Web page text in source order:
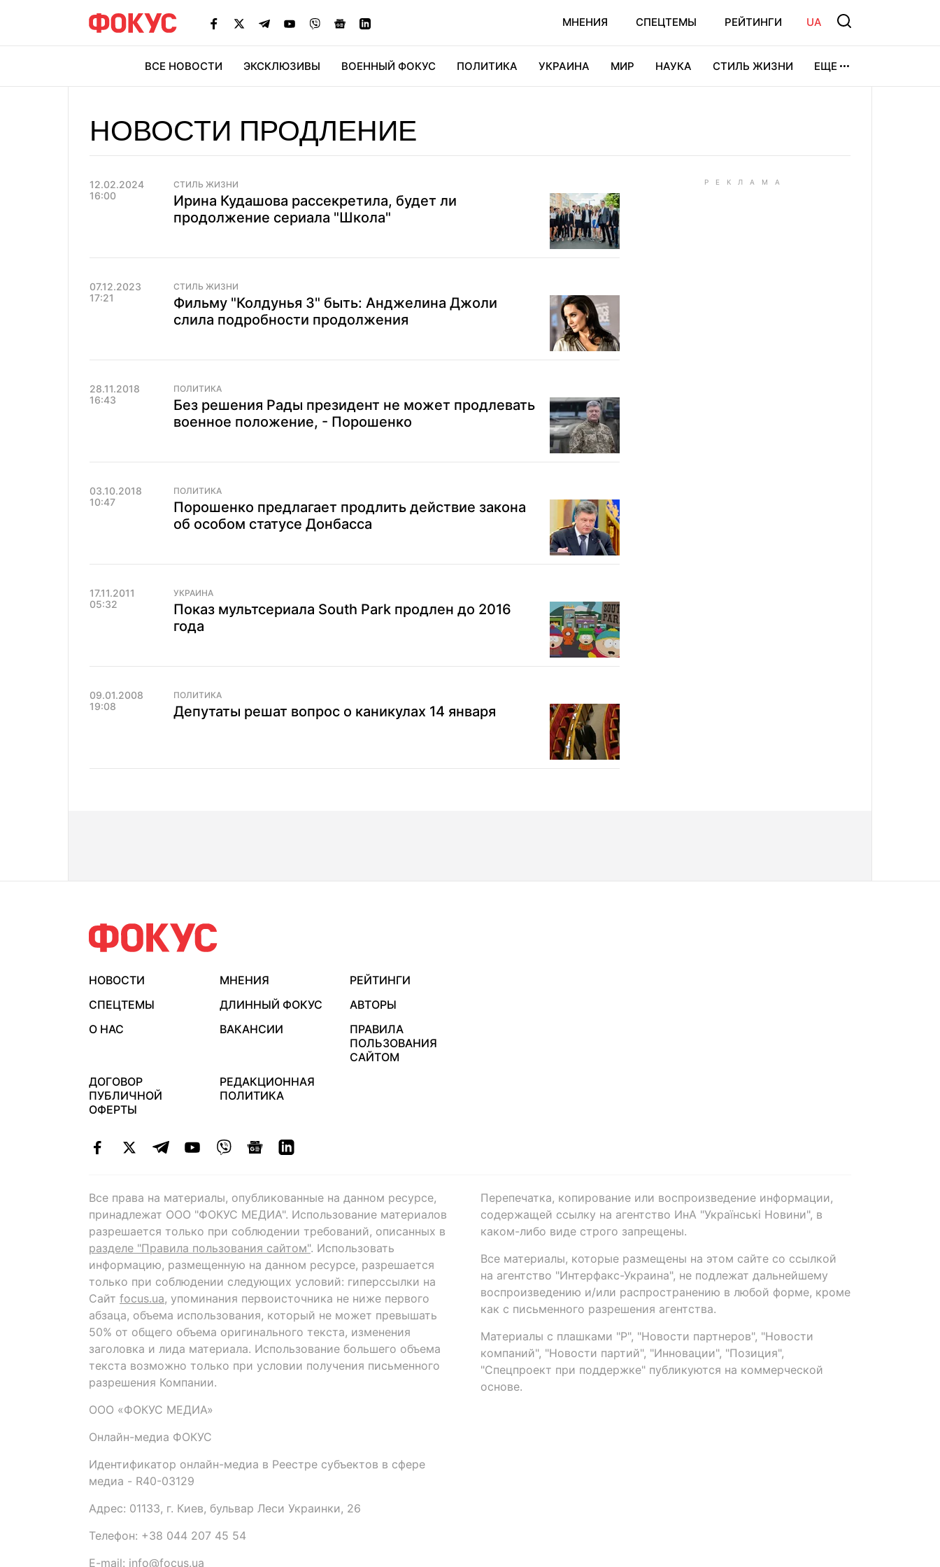
МНЕНИЯ СПЕЦТЕМЫ РЕЙТИНГИ UA
ВСЕ НОВОСТИ ЭКСКЛЮЗИВЫ ВОЕННЫЙ ФОКУС ПОЛИТИКА УКРАИНА МИР НАУКА СТИЛЬ ЖИЗНИ ЕЩЕ
НОВОСТИ ПРОДЛЕНИЕ
12.02.2024
16:00
СТИЛЬ ЖИЗНИ
Ирина Кудашова рассекретила, будет ли
продолжение сериала "Школа"
07.12.2023
17:21
СТИЛЬ ЖИЗНИ
Фильму "Колдунья 3" быть: Анджелина Джоли
слила подробности продолжения
28.11.2018
16:43
ПОЛИТИКА
Без решения Рады президент не может продлевать
военное положение, - Порошенко
03.10.2018
10:47
ПОЛИТИКА
Порошенко предлагает продлить действие закона
об особом статусе Донбасса
17.11.2011
05:32
УКРАИНА
Показ мультсериала South Park продлен до 2016
года
09.01.2008
19:08
ПОЛИТИКА
Депутаты решат вопрос о каникулах 14 января
НОВОСТИ МНЕНИЯ
РЕЙТИНГИ
СПЕЦТЕМЫ
ДЛИННЫЙ ФОКУС
АВТОРЫ
О НАС
ВАКАНСИИ
ПРАВИЛА
ПОЛЬЗОВАНИЯ
САЙТОМ
ДОГОВОР
ПУБЛИЧНОЙ
ОФЕРТЫ
РЕДАКЦИОННАЯ
ПОЛИТИКА
Все права на материалы, опубликованные на данном ресурсе,
принадлежат ООО "ФОКУС МЕДИА". Использование материалов
разрешается только при соблюдении требований, описанных в
разделе "Правила пользования сайтом". Использовать
информацию, размещенную на данном ресурсе, разрешается
только при соблюдении следующих условий: гиперссылки на
Сайт focus.ua, упоминания первоисточника не ниже первого
абзаца, объема использования, который не может превышать
50% от общего объема оригинального текста, изменения
заголовка и лида материала. Использование большего объема
текста возможно только при условии получения письменного
разрешения Компании.
ООО «ФОКУС МЕДИА»
Онлайн-медиа ФОКУС
Идентификатор онлайн-медиа в Реестре субъектов в сфере
медиа - R40-03129
Адрес: 01133, г. Киев, бульвар Леси Украинки, 26
Телефон: +38 044 207 45 54
E-mail: info@focus.ua
Перепечатка, копирование или воспроизведение информации,
содержащей ссылку на агентство ИнА "Українські Новини", в
каком-либо виде строго запрещены.
Все материалы, которые размещены на этом сайте со ссылкой
на агентство "Интерфакс-Украина", не подлежат дальнейшему
воспроизведению и/или распространению в любой форме, кроме
как с письменного разрешения агентства.
Материалы с плашками "Р", "Новости партнеров", "Новости
компаний", "Новости партий", "Инновации", "Позиция",
"Спецпроект при поддержке" публикуются на коммерческой
основе.